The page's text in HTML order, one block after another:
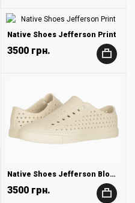
Native Shoes Jefferson Print
3500 грн. +
Native Shoes Jefferson Bloom
3500 грн. +